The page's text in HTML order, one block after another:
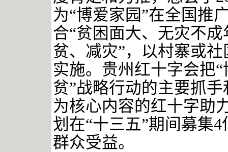
为“博爱家园”在全国推
合“贫困面大、无灾不
贫、减灾”，以村寨或
实施。贵州红十字会把
贫”战略行动的主要抓
为核心内容的红十字助
划在“十三五”期间募集
群众受益。